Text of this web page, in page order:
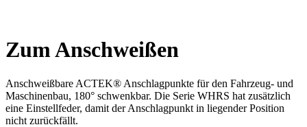
Zum Anschweißen
Anschweißbare ACTEK® Anschlagpunkte für den Fahrzeug- und
Maschinenbau, 180° schwenkbar. Die Serie WHRS hat zusätzlich
eine Einstellfeder, damit der Anschlagpunkt in liegender Position
nicht zurückfällt.